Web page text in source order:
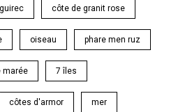
côte de granit rose
oiseau phare men ruz
marée 7 îles
côtes d'armor mer